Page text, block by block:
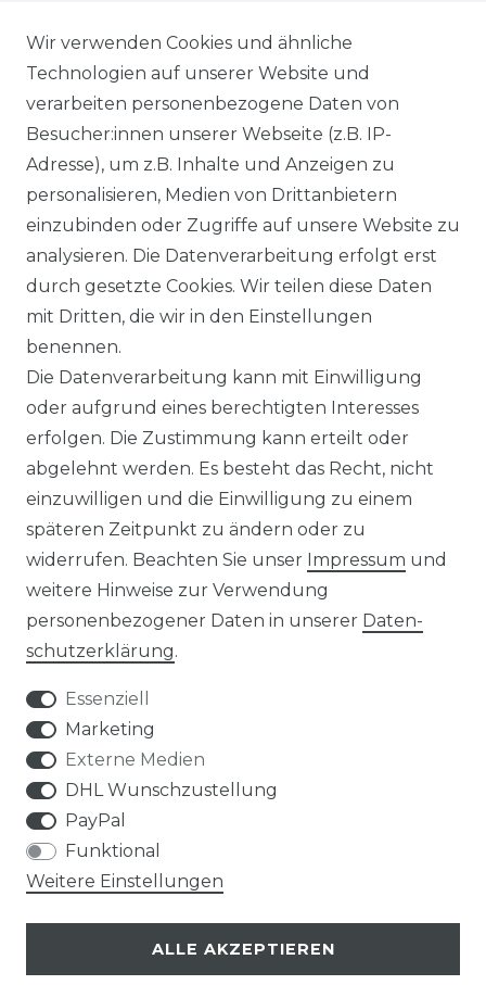
BEZAHLUNG
KLIMA- UND UMWELTSCHUTZ
LEXIKON
UNTERNEHMEN
HERSTELLER
REFERENZEN
Widerrufs­recht
VERTRAG WIDERRUFEN
Klimaprofis GmbH & Co. KG
Design & supervision by MILLER
© Copyright 2026 | Alle Rechte vorbehalten.
Wir verwenden Cookies und ähnliche
Technologien auf unserer Website und
verarbeiten personenbezogene Daten von
Besucher:innen unserer Webseite (z.B. IP-
Adresse), um z.B. Inhalte und Anzeigen zu
personalisieren, Medien von Drittanbietern
einzubinden oder Zugriffe auf unsere Website zu
analysieren. Die Datenverarbeitung erfolgt erst
durch gesetzte Cookies. Wir teilen diese Daten
mit Dritten, die wir in den Einstellungen
benennen.
Die Datenverarbeitung kann mit Einwilligung
oder aufgrund eines berechtigten Interesses
erfolgen. Die Zustimmung kann erteilt oder
abgelehnt werden. Es besteht das Recht, nicht
einzuwilligen und die Einwilligung zu einem
späteren Zeitpunkt zu ändern oder zu
widerrufen. Beachten Sie unser Impressum und
weitere Hinweise zur Verwendung
personenbezogener Daten in unserer Daten­
schutz­erklärung.
Essenziell
Marketing
Externe Medien
DHL Wunschzustellung
PayPal
Funktional
Weitere Einstellungen
ALLE AKZEPTIEREN